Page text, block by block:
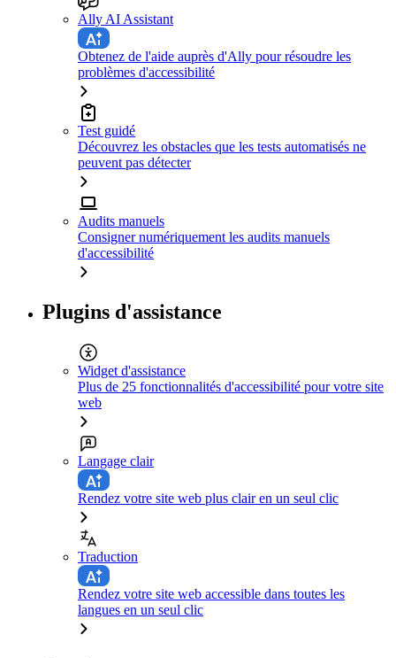
Ally AI Assistant
Obtenez de l'aide auprès d'Ally pour résoudre les
problèmes d'accessibilité
Test guidé
Découvrez les obstacles que les tests automatisés ne
peuvent pas détecter
Audits manuels
Consigner numériquement les audits manuels
d'accessibilité
Plugins d'assistance
Widget d'assistance
Plus de 25 fonctionnalités d'accessibilité pour votre site
web
Langage clair
Rendez votre site web plus clair en un seul clic
Traduction
Rendez votre site web accessible dans toutes les
langues en un seul clic